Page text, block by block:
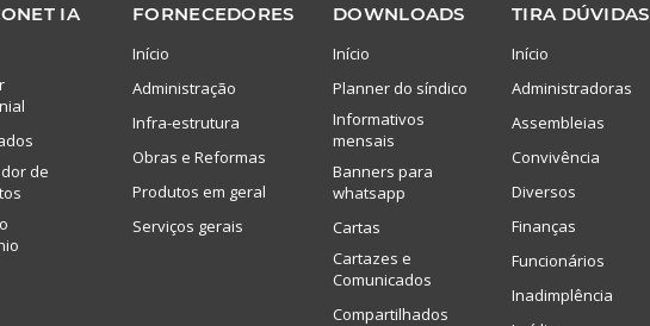
IA
de
FORNECEDORES
Início
Administração
Infra-estrutura
Obras e Reformas
Produtos em geral
Serviços gerais
DOWNLOADS
Início
Planner do síndico
Informativos
mensais
Banners para
whatsapp
Cartas
Cartazes e
Comunicados
Compartilhados
TIRA DÚVIDAS
Início
Administradoras
Assembleias
Convivência
Diversos
Finanças
Funcionários
Inadimplência